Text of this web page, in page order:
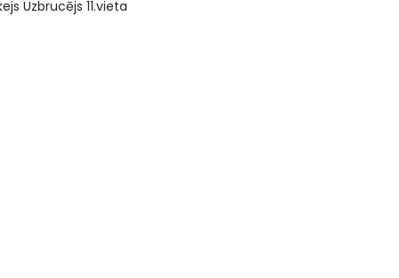
Uzbrucējs 11.vieta